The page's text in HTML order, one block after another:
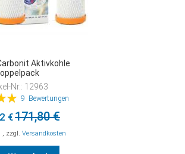
Aktivkohle
Nr.: 12963
9 Bewertungen
€171,80 €
, zzgl. Versandkosten